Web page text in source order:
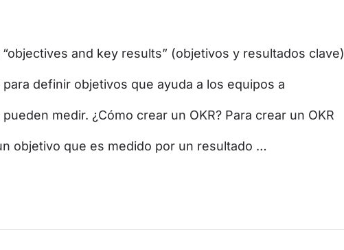
and key results” (objetivos y resultados clave)
definir objetivos que ayuda a los equipos a
medir. ¿Cómo crear un OKR? Para crear un OKR
objetivo que es medido por un resultado …